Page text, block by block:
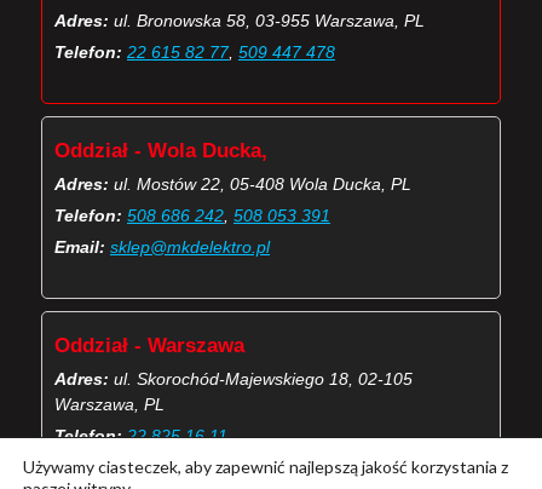
Adres: ul. Bronowska 58, 03-955 Warszawa, PL
Telefon: 22 615 82 77, 509 447 478
Oddział - Wola Ducka,
Adres: ul. Mostów 22, 05-408 Wola Ducka, PL
Telefon: 508 686 242 508 053 391
Email: sklep@mkdelektro.pl
Oddział - Warszawa
Adres: ul. Skorochód-Majewskiego 18, 02-105
Warszawa, PL
Telefon: 22 825 16 11
Email: skorochod@mkdelektro.pl
Używamy ciasteczek, aby zapewnić najlepszą jakość korzystania z